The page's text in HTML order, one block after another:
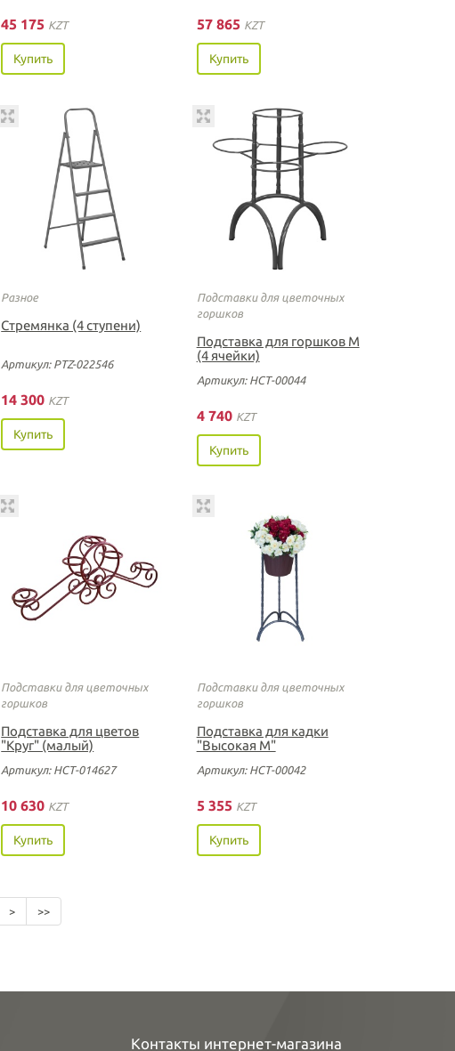
45 175 KZT
Купить
57 865 KZT
Купить
Разное
Стремянка (4 ступени)
Артикул: PTZ-022546
14 300 KZT
Купить
Подставки для цветочных
горшков
Подставка для горшков М
(4 ячейки)
Артикул: НСТ-00044
4 740 KZT
Купить
Подставки для цветочных
горшков
Подставка для цветов
"Круг" (малый)
Артикул: НСТ-014627
10 630 KZT
Купить
Подставки для цветочных
горшков
Подставка для кадки
"Высокая М"
Артикул: НСТ-00042
5 355 KZT
Купить
> >>
Контакты интернет-магазина